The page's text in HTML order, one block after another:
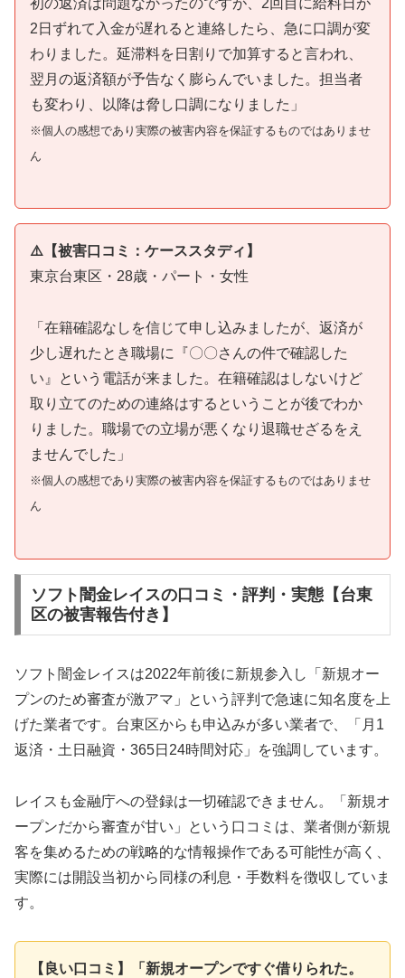
2日ずれて入金が遅れると連絡したら、急に口調が変
わりました。延滞料を日割りで加算すると言われ、
翌月の返済額が予告なく膨らんでいました。担当者
も変わり、以降は脅し口調になりました」
※個人の感想であり実際の被害内容を保証するものではありませ
ん
⚠️【被害口コミ：ケーススタディ】
東京台東区・28歳・パート・女性
「在籍確認なしを信じて申し込みましたが、返済が
少し遅れたとき職場に『〇〇さんの件で確認した
い』という電話が来ました。在籍確認はしないけど
取り立てのための連絡はするということが後でわか
りました。職場での立場が悪くなり退職せざるをえ
ませんでした」
※個人の感想であり実際の被害内容を保証するものではありませ
ん
ソフト闇金レイスの口コミ・評判・実態【台東
区の被害報告付き】
ソフト闇金レイスは2022年前後に新規参入し「新規オー
プンのため審査が激アマ」という評判で急速に知名度を上
げた業者です。台東区からも申込みが多い業者で、「月1
返済・土日融資・365日24時間対応」を強調しています。
レイスも金融庁への登録は一切確認できません。「新規オ
ープンだから審査が甘い」という口コミは、業者側が新規
客を集めるための戦略的な情報操作である可能性が高く、
実際には開設当初から同様の利息・手数料を徴収していま
す。
【良い口コミ】「新規オープンですぐ借りられた。